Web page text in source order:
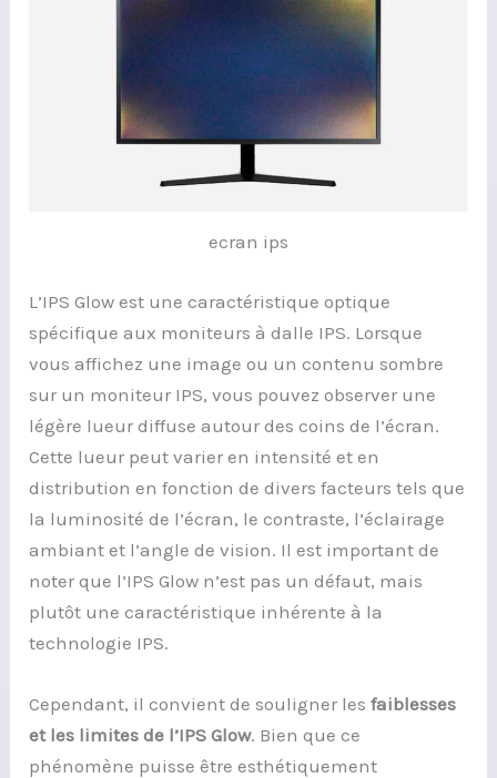
ecran ips
L’IPS Glow est une caractéristique optique
spécifique aux moniteurs à dalle IPS. Lorsque
vous affichez une image ou un contenu sombre
sur un moniteur IPS, vous pouvez observer une
légère lueur diffuse autour des coins de l’écran.
Cette lueur peut varier en intensité et en
distribution en fonction de divers facteurs tels que
la luminosité de l’écran, le contraste, l’éclairage
ambiant et l’angle de vision. Il est important de
noter que l’IPS Glow n’est pas un défaut, mais
plutôt une caractéristique inhérente à la
technologie IPS.
Cependant, il convient de souligner les faiblesses
et les limites de l’IPS Glow. Bien que ce
phénomène puisse être esthétiquement